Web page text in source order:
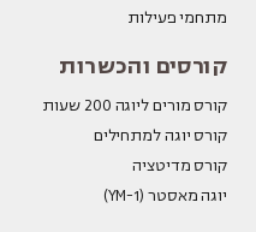
מתחמי פעילות
קורסים והכשרות
קורס מורים ליוגה 200 שעות
קורס יוגה למתחילים
קורס מדיטציה
יוגה מאסטר (YM-1)